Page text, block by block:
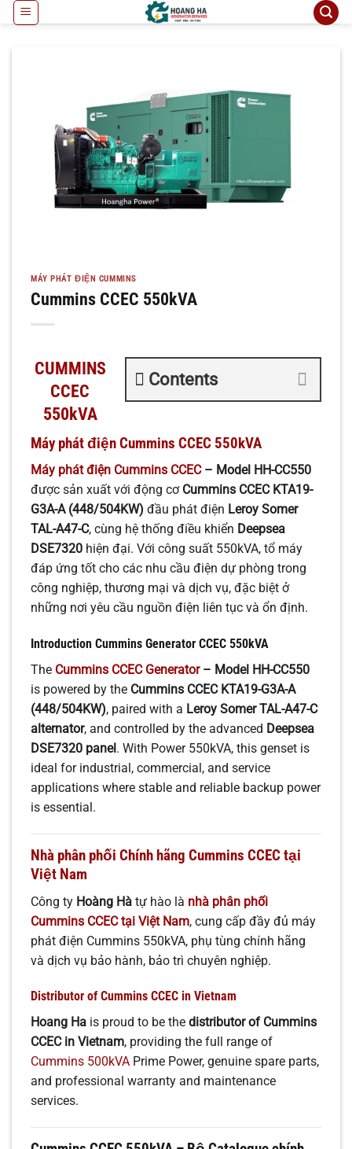
qua
MÁY PHÁT ĐIỆN CUMMINS
Cummins CCEC 550kVA
Contents
CUMMINS
CCEC
550kVA
Máy phát điện Cummins CCEC 550kVA
Máy phát điện Cummins CCEC– Model HH-CC550
được sản xuất với động cơ Cummins CCEC KTA19-
G3A-A (448/504KW) đầu phát điện Leroy Somer
TAL-A47-C, cùng hệ thống điều khiển Deepsea
DSE7320 hiện đại. Với công suất 550kVA, tổ máy
đáp ứng tốt cho các nhu cầu điện dự phòng trong
công nghiệp, thương mại và dịch vụ, đặc biệt ở
những nơi yêu cầu nguồn điện liên tục và ổn định.
Introduction Cummins Generator CCEC 550kVA
The Cummins CCEC Generator– Model HH-CC550
is powered by the Cummins CCEC KTA19-G3A-A
(448/504KW), paired with a Leroy Somer TAL-A47-C
alternator, and controlled by the advanced Deepsea
DSE7320 panel . With Power 550kVA, this genset is
ideal for industrial, commercial, and service
applications where stable and reliable backup power
is essential.
Nhà phân phối Chính hãng Cummins CCEC tại
Việt Nam
Công ty Hoàng Hà tự hào là nhà phân phối
Cummins CCEC tại Việt Nam, cung cấp đầy đủ máy
phát điện Cummins 550kVA, phụ tùng chính hãng
và dịch vụ bảo hành, bảo trì chuyên nghiệp.
Distributor of Cummins CCEC in Vietnam
Hoang Ha is proud to be the distributor of Cummins
CCEC in Vietnam, providing the full range of
Cummins 500kVA Prime Power, genuine spare parts,
and professional warranty and maintenance
services.